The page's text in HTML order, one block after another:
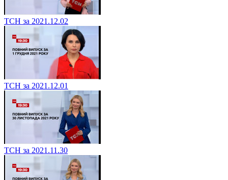
ТСН за 2021.12.02
ТСН за 2021.12.01
ТСН за 2021.11.30